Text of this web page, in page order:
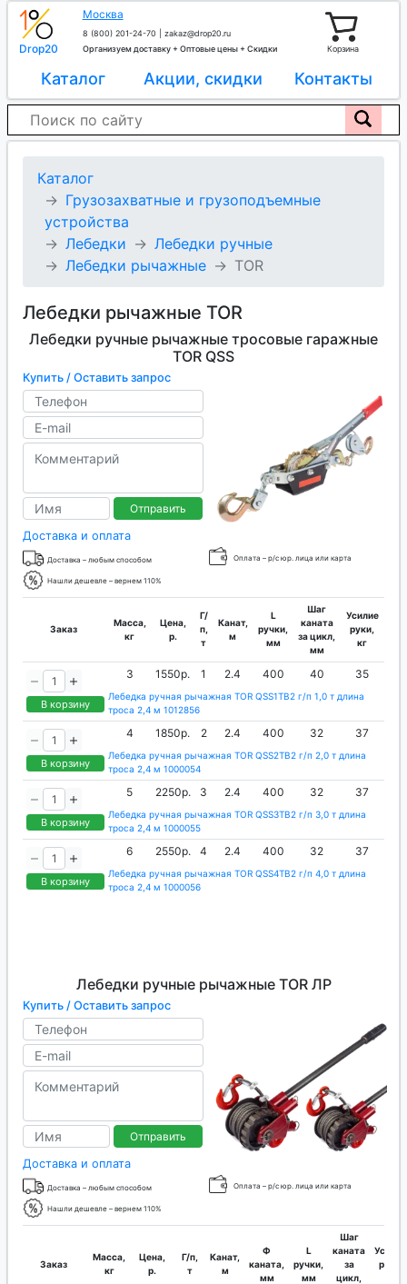
Drop20
Москва
8 (800) 201-24-70
zakaz@drop20.ru
Организуем доставку + Оптовые цены + Скидки
Корзина
Каталог Акции, скидки Контакты
Каталог
Грузозахватные и грузоподъемные
устройства
Лебедки
Лебедки ручные
Лебедки рычажные
TOR
Лебедки рычажные TOR
Лебедки ручные рычажные тросовые гаражные
TOR QSS
Купить / Оставить запрос
Отправить
Доставка и оплата
Доставка – любым способом Оплата – р/с юр. лица или карта
Нашли дешевле – вернем 110%
Заказ
Масса,
кг
Цена,
р.
Г/
п,
т
Канат,
м
L
ручки,
мм
Шаг
каната
за цикл,
мм
Усилие
руки,
кг
В корзину
3 1550р. 1 2.4 400 40 35
Лебедка ручная рычажная TOR QSS1TB2 г/п 1,0 т длина
троса 2,4 м 1012856
В корзину
4 1850р. 2 2.4 400 32 37
Лебедка ручная рычажная TOR QSS2TB2 г/п 2,0 т длина
троса 2,4 м 1000054
В корзину
5 2250р. 3 2.4 400 32 37
Лебедка ручная рычажная TOR QSS3TB2 г/п 3,0 т длина
троса 2,4 м 1000055
В корзину
6 2550р. 4 2.4 400 32 37
Лебедка ручная рычажная TOR QSS4TB2 г/п 4,0 т длина
троса 2,4 м 1000056
Лебедки ручные рычажные TOR ЛР
Купить / Оставить запрос
Отправить
Доставка и оплата
Доставка – любым способом Оплата – р/с юр. лица или карта
Нашли дешевле – вернем 110%
Заказ
Масса,
кг
Цена,
р.
Г/п,
т
Канат,
м
Ф
каната,
мм
L
ручки,
мм
Шаг
каната
за
цикл,
Усилие
руки,